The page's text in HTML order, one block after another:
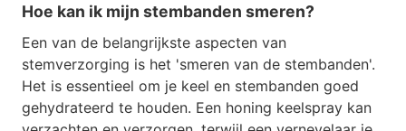
Hoe kan ik mijn stembanden smeren?
Een van de belangrijkste aspecten van
stemverzorging is het 'smeren van de stembanden'.
Het is essentieel om je keel en stembanden goed
gehydrateerd te houden. Een honing keelspray kan